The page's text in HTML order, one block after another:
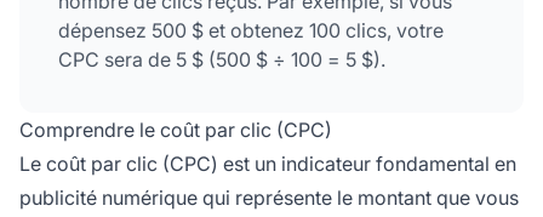
dépensez 500 $ et obtenez 100 clics, votre
CPC sera de 5 $ (500 $ ÷ 100 = 5 $).
Comprendre le coût par clic (CPC)
Le coût par clic (CPC) est un indicateur fondamental en
publicité numérique qui représente le montant que vous